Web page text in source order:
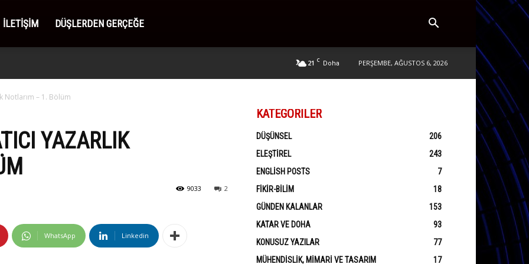
İLETIŞIM DÜŞLERDEN GERÇEĞE
21 C Doha PERŞEMBE, AĞUSTOS 6, 2026
Notlarım – 1. Bölüm
YAZARLIK
2
9033
WhatsApp Linkedin
KATEGORILER
DÜŞÜNSEL
206
ELEŞTIREL
243
ENGLISH POSTS
7
FIKIR-BILIM
18
GÜNDEN KALANLAR
153
KATAR VE DOHA
93
KONUSUZ YAZILAR
77
MÜHENDISLIK, MIMARI VE TASARIM
17